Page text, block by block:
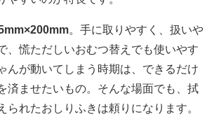
。手に取りやすく、扱いや
、慌ただしいおむつ替えでも使いやす
んが動いてしまう時期は、できるだけ
済ませたいもの。そんな場面でも、拭
られたおしりふきは頼りになります。